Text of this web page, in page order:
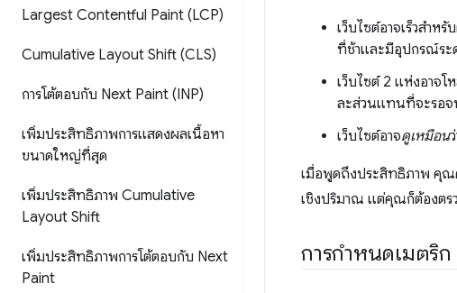
Largest Contentful Paint (LCP)
Cumulative Layout Shift (CLS)
การโต้ตอบกับ Next Paint (INP)
เพิ่มประสิทธิภาพการแสดงผลเนื้อหา
ขนาดใหญ่ที่สุด
เพิ่มประสิทธิภาพ Cumulative
Layout Shift
เพิ่มประสิทธิภาพการโต้ตอบกับ Next
Paint
เว็บไซต์อาจเร็วสำห
ที่ช้าและมีอุปกรณ์ระ
เว็บไซต์ 2 แห่งอาจโ
ละส่วนแทนที่จะรอจ
เว็บไซต์อาจดูเหมือน
เมื่อพูดถึงประสิทธิภาพ คุณ
เชิงปริมาณ แต่คุณก็ต้องตร
การกําหนดเมตริก